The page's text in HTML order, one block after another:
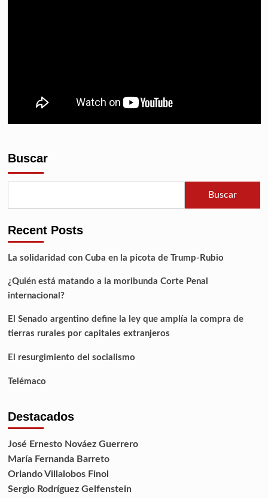
Buscar
Buscar
Recent Posts
La solidaridad con Cuba en la picota de Trump-Rubio
¿Quién está matando a la moribunda Corte Penal
internacional?
El Senado argentino define la ley que amplía la compra de
tierras rurales por capitales extranjeros
El resurgimiento del socialismo
Telémaco
Destacados
José Ernesto Nováez Guerrero
María Fernanda Barreto
Orlando Villalobos Finol
Sergio Rodríguez Gelfenstein